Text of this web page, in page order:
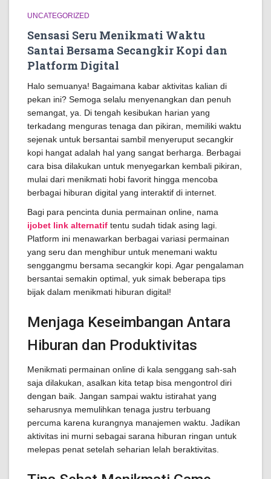
UNCATEGORIZED
Sensasi Seru Menikmati Waktu
Santai Bersama Secangkir Kopi dan
Platform Digital
Halo semuanya! Bagaimana kabar aktivitas kalian di
pekan ini? Semoga selalu menyenangkan dan penuh
semangat, ya. Di tengah kesibukan harian yang
terkadang menguras tenaga dan pikiran, memiliki waktu
sejenak untuk bersantai sambil menyeruput secangkir
kopi hangat adalah hal yang sangat berharga. Berbagai
cara bisa dilakukan untuk menyegarkan kembali pikiran,
mulai dari menikmati hobi favorit hingga mencoba
berbagai hiburan digital yang interaktif di internet.
Bagi para pencinta dunia permainan online, nama
ijobet link alternatif tentu sudah tidak asing lagi.
Platform ini menawarkan berbagai variasi permainan
yang seru dan menghibur untuk menemani waktu
senggangmu bersama secangkir kopi. Agar pengalaman
bersantai semakin optimal, yuk simak beberapa tips
bijak dalam menikmati hiburan digital!
Menjaga Keseimbangan Antara
Hiburan dan Produktivitas
Menikmati permainan online di kala senggang sah-sah
saja dilakukan, asalkan kita tetap bisa mengontrol diri
dengan baik. Jangan sampai waktu istirahat yang
seharusnya memulihkan tenaga justru terbuang
percuma karena kurangnya manajemen waktu. Jadikan
aktivitas ini murni sebagai sarana hiburan ringan untuk
melepas penat setelah seharian lelah beraktivitas.